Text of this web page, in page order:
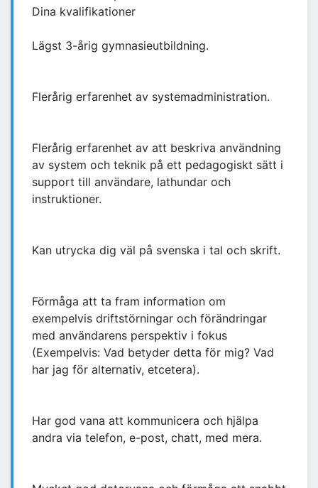
Dina kvalifikationer
Lägst 3-årig gymnasieutbildning.
Flerårig erfarenhet av systemadministration.
Flerårig erfarenhet av att beskriva användning
av system och teknik på ett pedagogiskt sätt i
support till användare, lathundar och
instruktioner.
Kan utrycka dig väl på svenska i tal och skrift.
Förmåga att ta fram information om
exempelvis driftstörningar och förändringar
med användarens perspektiv i fokus
(Exempelvis: Vad betyder detta för mig? Vad
har jag för alternativ, etcetera).
Har god vana att kommunicera och hjälpa
andra via telefon, e-post, chatt, med mera.